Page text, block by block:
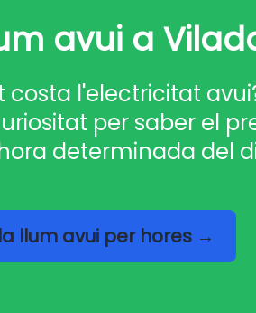
avui a
costa l'electricitat
per saber el
determinada del
llum avui per hores →